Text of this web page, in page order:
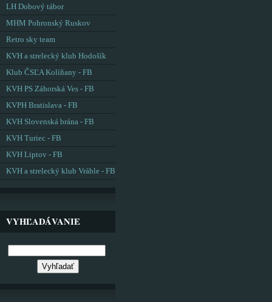
LH Dobový tábor
MHM Pohronský Ruskov
Retro sky team
KVH a strelecký klub Hodošík
Klub ČSĽA Kolíňany - FB
KVH PS Záhorská Ves - FB
KVPH Bratislava - FB
KVH Slovenská brána - FB
KVH Turiec - FB
KVH Liptov - FB
KVH a strelecký klub Vráble - FB
VYHĽADÁVANIE